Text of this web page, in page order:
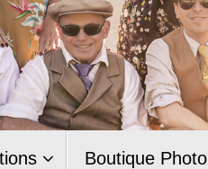
Boutique Photo